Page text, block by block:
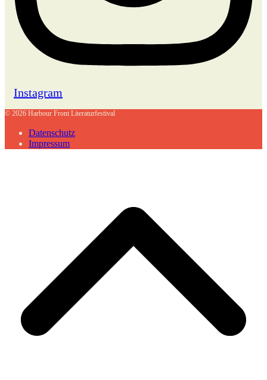
Instagram
© 2026 Harbour Front Literaturfestival
Datenschutz
Impressum